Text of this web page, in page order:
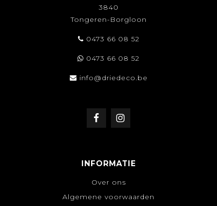
3840
Tongeren-Borgloon
0473 66 08 52
0473 66 08 52
info@driedeco.be
INFORMATIE
Over ons
Algemene voorwaarden